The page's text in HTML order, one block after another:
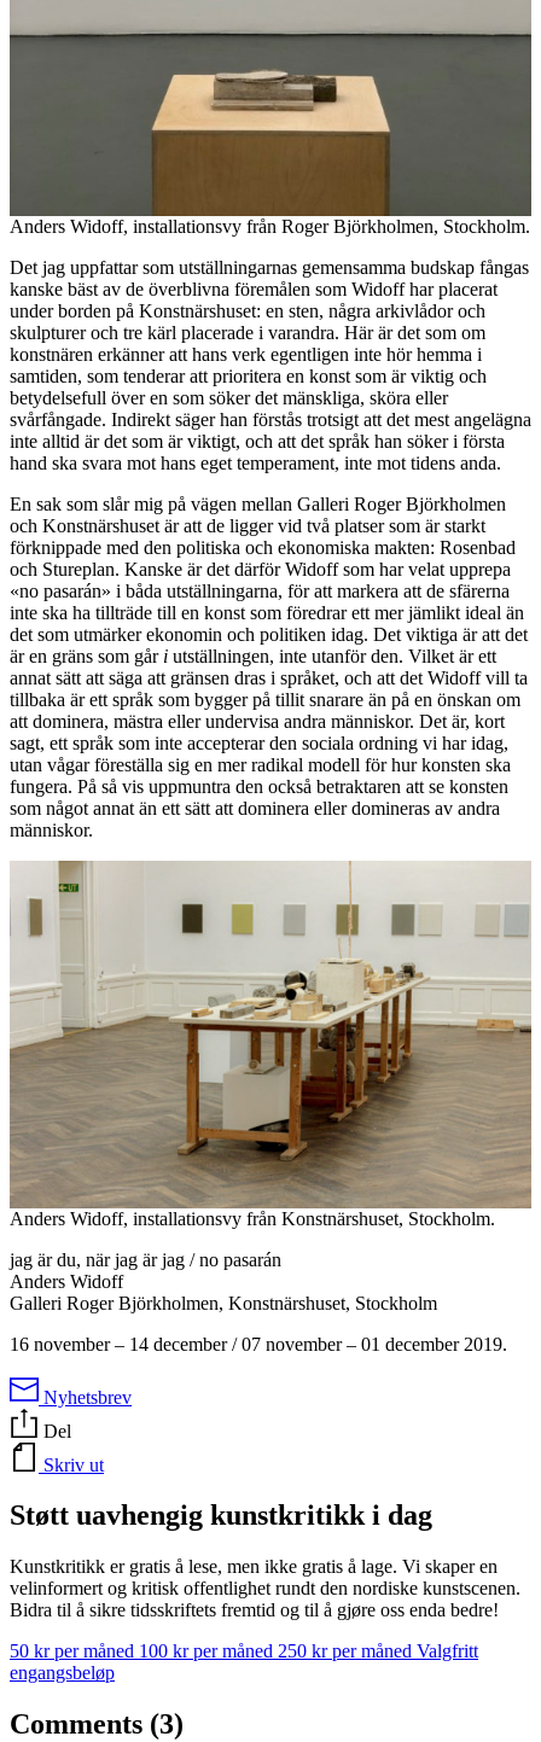
Anders Widoff, installationsvy från Roger Björkholmen, Stockholm.
Det jag uppfattar som utställningarnas gemensamma budskap fångas
kanske bäst av de överblivna föremålen som Widoff har placerat
under borden på Konstnärshuset: en sten, några arkivlådor och
skulpturer och tre kärl placerade i varandra. Här är det som om
konstnären erkänner att hans verk egentligen inte hör hemma i
samtiden, som tenderar att prioritera en konst som är viktig och
betydelsefull över en som söker det mänskliga, sköra eller
svårfångade. Indirekt säger han förstås trotsigt att det mest angelägna
inte alltid är det som är viktigt, och att det språk han söker i första
hand ska svara mot hans eget temperament, inte mot tidens anda.
En sak som slår mig på vägen mellan Galleri Roger Björkholmen
och Konstnärshuset är att de ligger vid två platser som är starkt
förknippade med den politiska och ekonomiska makten: Rosenbad
och Stureplan. Kanske är det därför Widoff som har velat upprepa
«no pasarán» i båda utställningarna, för att markera att de sfärerna
inte ska ha tillträde till en konst som föredrar ett mer jämlikt ideal än
det som utmärker ekonomin och politiken idag. Det viktiga är att det
är en gräns som går i utställningen, inte utanför den. Vilket är ett
annat sätt att säga att gränsen dras i språket, och att det Widoff vill ta
tillbaka är ett språk som bygger på tillit snarare än på en önskan om
att dominera, mästra eller undervisa andra människor. Det är, kort
sagt, ett språk som inte accepterar den sociala ordning vi har idag,
utan vågar föreställa sig en mer radikal modell för hur konsten ska
fungera. På så vis uppmuntra den också betraktaren att se konsten
som något annat än ett sätt att dominera eller domineras av andra
människor.
Anders Widoff, installationsvy från Konstnärshuset, Stockholm.
jag är du, när jag är jag / no pasarán
Anders Widoff
Galleri Roger Björkholmen, Konstnärshuset, Stockholm
16 november – 14 december / 07 november – 01 december 2019.
Nyhetsbrev
Del
Skriv ut
Støtt uavhengig kunstkritikk i dag
Kunstkritikk er gratis å lese, men ikke gratis å lage. Vi skaper en
velinformert og kritisk offentlighet rundt den nordiske kunstscenen.
Bidra til å sikre tidsskriftets fremtid og til å gjøre oss enda bedre!
50 kr per måned 100 kr per måned 250 kr per måned Valgfritt
engangsbeløp
Comments (3)